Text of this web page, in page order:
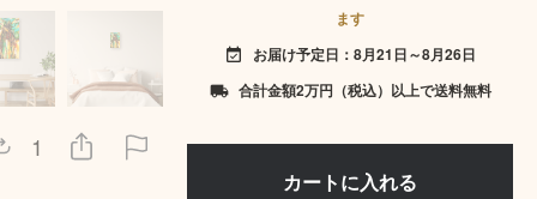
1
ます
event_available お届け予定日：8月21日～8月26日
local_shipping 合計金額2万円（税込）以上で送料無料